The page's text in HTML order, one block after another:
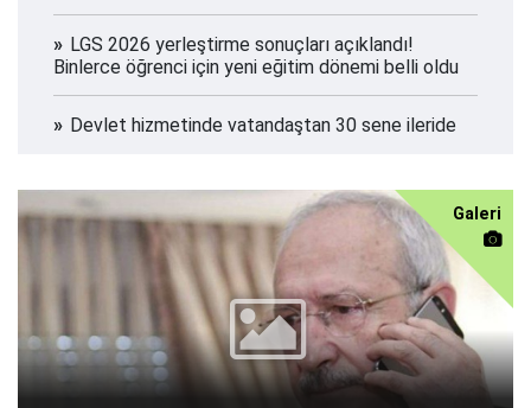
LGS 2026 yerleştirme sonuçları açıklandı!
Binlerce öğrenci için yeni eğitim dönemi belli oldu
Devlet hizmetinde vatandaştan 30 sene ileride
Galeri